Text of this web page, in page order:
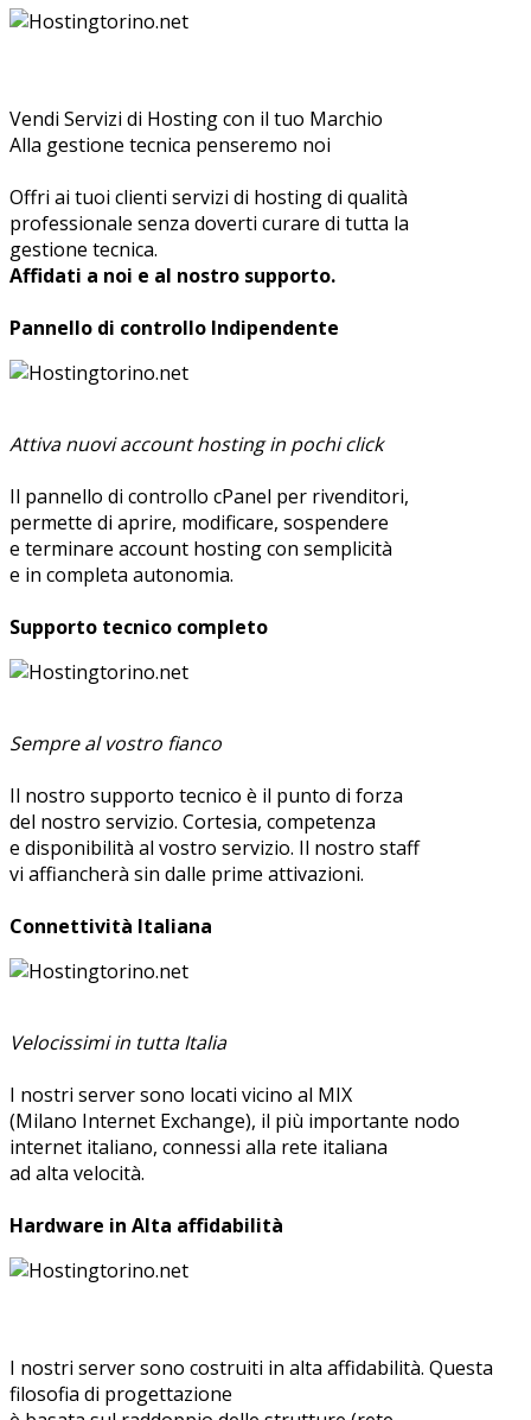
Vendi Servizi di Hosting con il tuo Marchio
Alla gestione tecnica penseremo noi
Offri ai tuoi clienti servizi di hosting di qualità
professionale senza doverti curare di tutta la
gestione tecnica.
Affidati a noi e al nostro supporto.
Pannello di controllo Indipendente
Attiva nuovi account hosting in pochi click
Il pannello di controllo cPanel per rivenditori,
permette di aprire, modificare, sospendere
e terminare account hosting con semplicità
e in completa autonomia.
Supporto tecnico completo
Sempre al vostro fianco
Il nostro supporto tecnico è il punto di forza
del nostro servizio. Cortesia, competenza
e disponibilità al vostro servizio. Il nostro staff
vi affiancherà sin dalle prime attivazioni.
Connettività Italiana
Velocissimi in tutta Italia
I nostri server sono locati vicino al MIX
(Milano Internet Exchange), il più importante nodo
internet italiano, connessi alla rete italiana
ad alta velocità.
Hardware in Alta affidabilità
I nostri server sono costruiti in alta affidabilità. Questa
filosofia di progettazione